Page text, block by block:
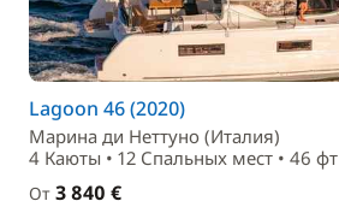
Lagoon 46 (2020)
Марина ди Неттуно (Италия)
4 Каюты • 12 Спальныx мест • 46 фт
От 3 840 €